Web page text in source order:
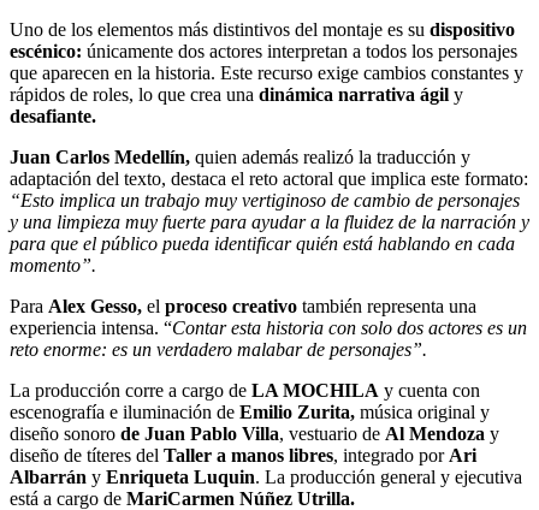
Uno de los elementos más distintivos del montaje es su dispositivo
escénico: únicamente dos actores interpretan a todos los personajes
que aparecen en la historia. Este recurso exige cambios constantes y
rápidos de roles, lo que crea una dinámica narrativa ágil y
desafiante.
Juan Carlos Medellín, quien además realizó la traducción y
adaptación del texto, destaca el reto actoral que implica este formato:
“Esto implica un trabajo muy vertiginoso de cambio de personajes
y una limpieza muy fuerte para ayudar a la fluidez de la narración y
para que el público pueda identificar quién está hablando en cada
momento”.
Para Alex Gesso, el proceso creativo también representa una
experiencia intensa. “Contar esta historia con solo dos actores es un
reto enorme: es un verdadero malabar de personajes”.
La producción corre a cargo de LA MOCHILA y cuenta con
escenografía e iluminación de Emilio Zurita, música original y
diseño sonoro de Juan Pablo Villa, vestuario de Al Mendoza y
diseño de títeres del Taller a manos libres, integrado por Ari
Albarrán y Enriqueta Luquin. La producción general y ejecutiva
está a cargo de MariCarmen Núñez Utrilla.